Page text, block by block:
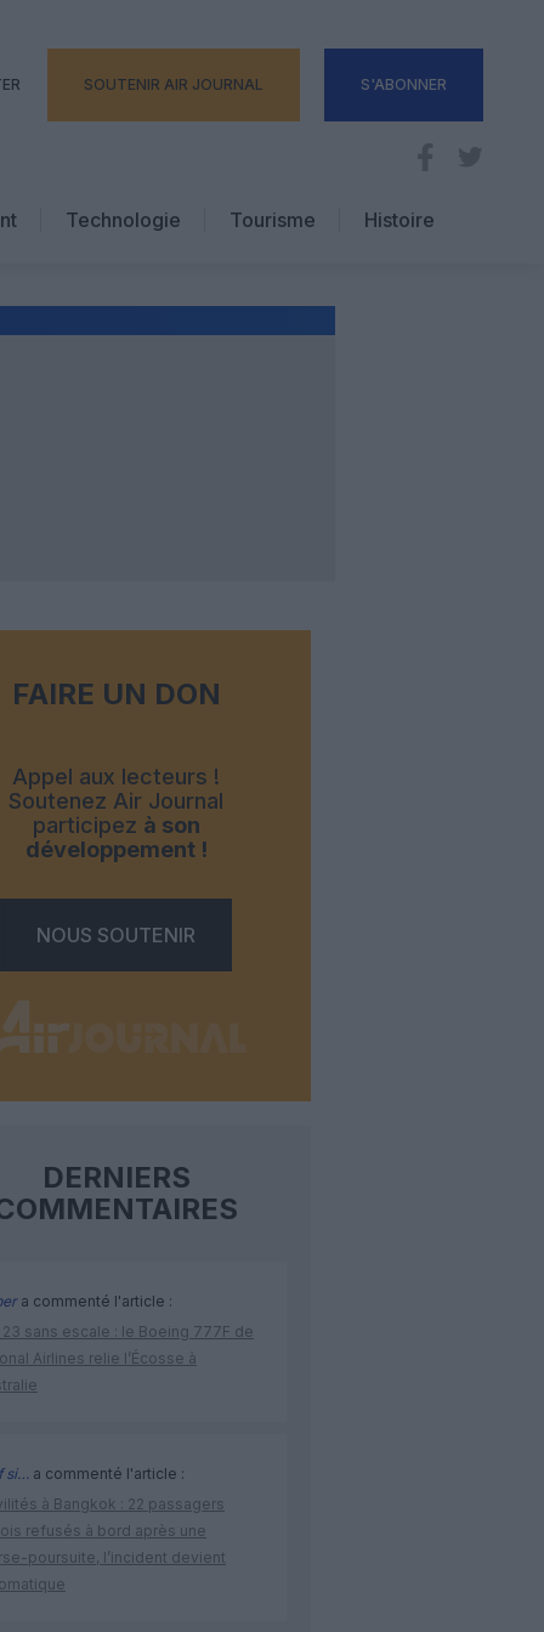
SOUTENIR AIR JOURNAL S'ABONNER
Technologie
Tourisme
Hôtellerie
Histoire
FAIRE UN DON
Appel aux lecteurs !
Soutenez Air Journal
participez à son
développement !
NOUS SOUTENIR
DERNIERS
a commenté l'article :
23 sans escale : le Boeing 777F de
Airlines relie l’Écosse à
si… a commenté l'article :
à Bangkok : 22 passagers
refusés à bord après une
poursuite, l’incident devient